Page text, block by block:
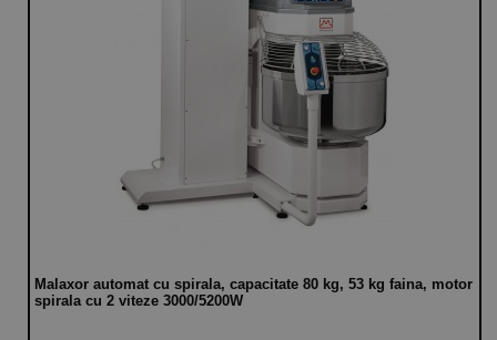
Malaxor automat cu spirala, capacitate 80 kg, 53 kg faina, motor
spirala cu 2 viteze 3000/5200W